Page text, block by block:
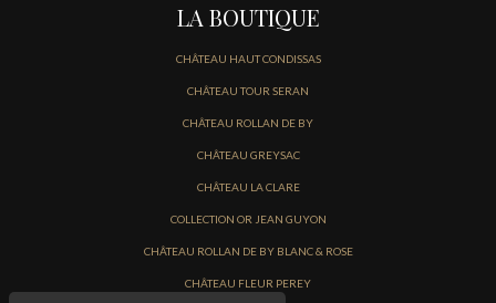
LA BOUTIQUE
CHÂTEAU HAUT CONDISSAS
CHÂTEAU TOUR SERAN
CHÂTEAU ROLLAN DE BY
CHÂTEAU GREYSAC
CHÂTEAU LA CLARE
COLLECTION OR JEAN GUYON
CHÂTEAU ROLLAN DE BY BLANC & ROSE
CHÂTEAU FLEUR PEREY